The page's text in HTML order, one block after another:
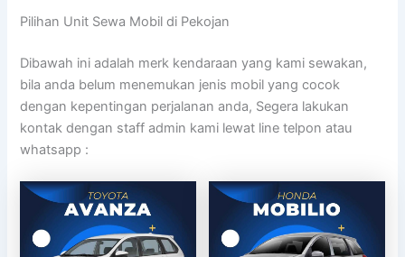
Pilihan Unit Sewa Mobil di Pekojan
Dibawah ini adalah merk kendaraan yang kami sewakan,
bila anda belum menemukan jenis mobil yang cocok
dengan kepentingan perjalanan anda, Segera lakukan
kontak dengan staff admin kami lewat line telpon atau
whatsapp :